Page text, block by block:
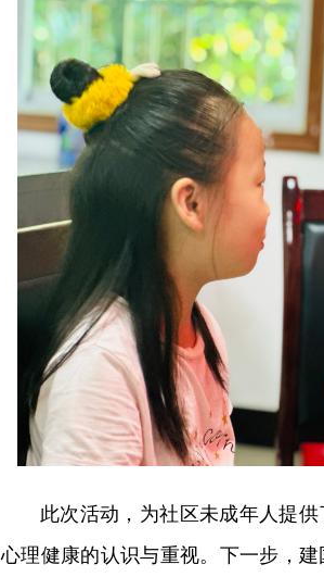
此次活动，为社区未成年人提
心理健康的认识与重视。下一步，